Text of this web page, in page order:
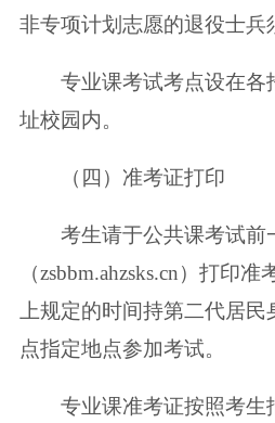
非专项计划志愿的退役士兵
专业课考试考点设在各
址校园内。
（四）准考证打印
考生请于公共课考试前
（zsbbm.ahzsks.cn）打印
上规定的时间持第二代居
点指定地点参加考试。
专业课准考证按照考生